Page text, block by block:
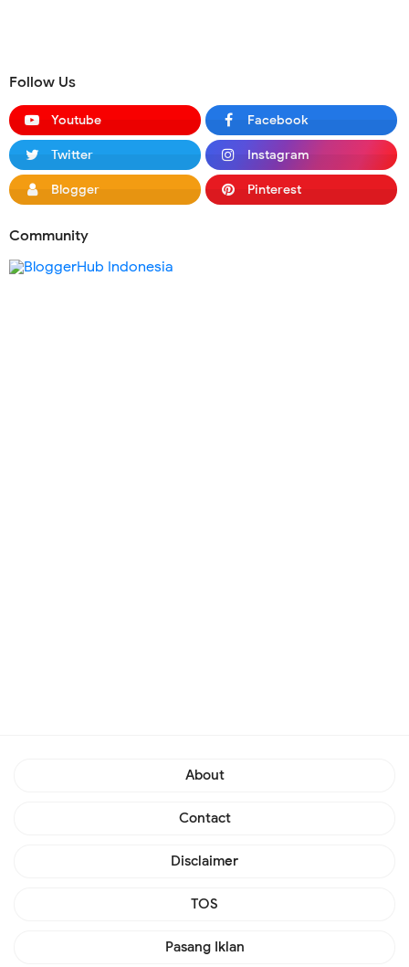
Follow Us
Youtube Facebook
Twitter Instagram
Blogger Pinterest
Community
About
Contact
Disclaimer
TOS
Pasang Iklan